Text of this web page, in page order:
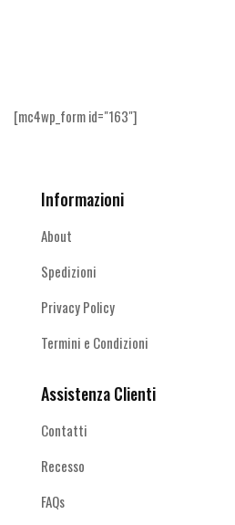
[mc4wp_form id="163"]
Informazioni
About
Spedizioni
Privacy Policy
Termini e Condizioni
Assistenza Clienti
Contatti
Recesso
FAQs